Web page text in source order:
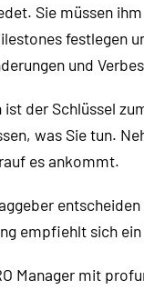
Sie müssen
festlegen
und
der Schlüssel
was Sie tun.
es ankommt.
entscheiden
empfiehlt sich
Manager mit